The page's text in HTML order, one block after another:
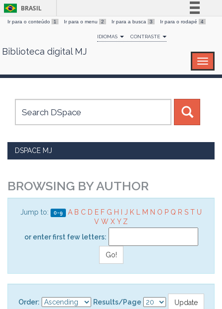
Skip
BRASIL
Simplifique!
Comunica BR
Canais
Ir para o conteúdo 1 Ir para o menu 2 Ir para a busca 3 Ir para o rodapé 4
IDIOMAS CONTRASTE
Biblioteca digital MJ
DSPACE MJ
BROWSING BY AUTHOR
Jump to: 0-9 A B C D E F G H J K M N O P Q R S T U
V W X Y Z
or enter first few letters:
Order: Results/Page